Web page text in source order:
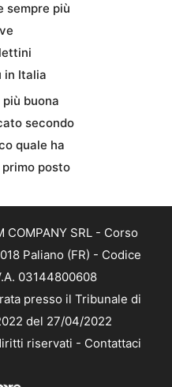
sempre più
in Italia
buona
secondo
quale ha
posto
SRL - Corso
Paliano (FR) - Codice
03144800608
presso il Tribunale di
del 27/04/2022
riservati - Contattaci